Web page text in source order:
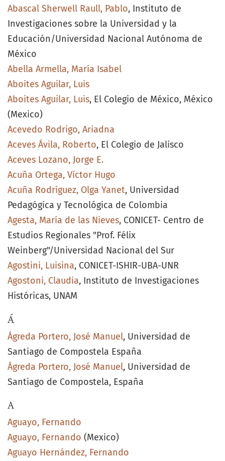
Abascal Sherwell Raull, Pablo, Instituto de
Investigaciones sobre la Universidad y la
Educación/Universidad Nacional Autónoma de
México
Abella Armella, María Isabel
Aboites Aguilar, Luis
Aboites Aguilar, Luis, El Colegio de México, México
(Mexico)
Acevedo Rodrigo, Ariadna
Aceves Ávila, Roberto, El Colegio de Jalisco
Aceves Lozano, Jorge E.
Acuña Ortega, Víctor Hugo
Acuña Rodríguez, Olga Yanet, Universidad
Pedagógica y Tecnológica de Colombia
Agesta, María de las Nieves, CONICET- Centro de
Estudios Regionales "Prof. Félix
Weinberg"/Universidad Nacional del Sur
Agostini, Luisina, CONICET-ISHIR-UBA-UNR
Agostoni, Claudia, Instituto de Investigaciones
Históricas, UNAM
Á
Ágreda Portero, José Manuel, Universidad de
Santiago de Compostela España
Ágreda Portero, José Manuel, Universidad de
Santiago de Compostela, España
A
Aguayo, Fernando
Aguayo, Fernando (Mexico)
Aguayo Hernández, Fernando